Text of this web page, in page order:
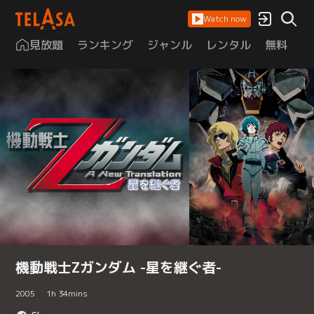
Watch now
見放題 ランキング ジャンル レンタル 無料
機動戦士Zガンダム -星を継ぐ者-
2005 1h 34mins